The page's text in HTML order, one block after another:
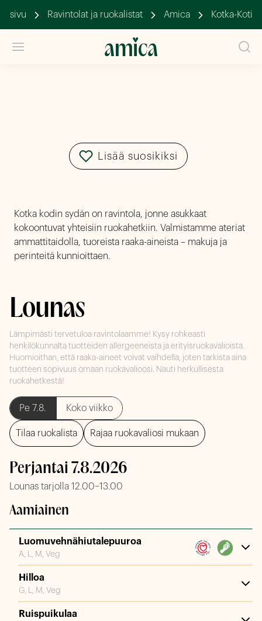
Ravintolat ja ruokalistat Amica Kotka-Koti
Lisää suosikiksi
Kotka kodin sydän on ravintola, jonne asukkaat
kokoontuvat yhteisiin ruokahetkiin. Valmistamme ateriat
ammattitaidolla, tuoreista raaka-aineista – makuja ja
perinteitä kunnioittaen.
Lounas
Lämpimästi tervetuloa ravintolaamme! Kysy rohkeasti
henkilökunnalta tuotteiden allergeeneista ja erityisruokavalioista.
Huomioithan, että raaka-aineet voivat vaihdella, joten tarkista aina
tuotteen sopivuus omaan ruokavalioosi. Nauti herkullisesta
ruokahetkestä!
Pe 7.8. Koko viikko
Tilaa ruokalista Rajaa ruokavaliosi mukaan
Perjantai 7.8.2026
Lounas tarjolla 12.00–13.00
Aamiainen
Luomuvehnähiutalepuuroa
A, L, M, Veg
Hilloa
G, L, M, Veg
Ruispuikulaa